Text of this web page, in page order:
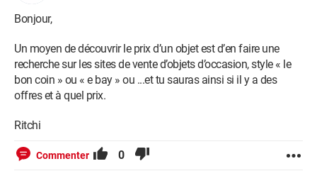
Bonjour,
Un moyen de découvrir le prix d’un objet est d’en faire une
recherche sur les sites de vente d’objets d’occasion, style « le
bon coin » ou « e bay » ou ...et tu sauras ainsi si il y a des
offres et à quel prix.
Ritchi
Commenter 0